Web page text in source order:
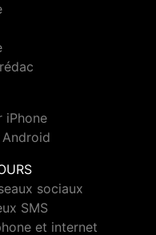
iPhone
sociaux
SMS
et internet